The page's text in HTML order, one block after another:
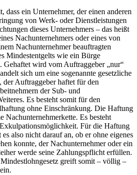
dass ein Unternehmer, der einen anderen
von Werk- oder Dienstleistungen
dieses Unternehmers – das heißt
Nachunternehmers oder eines von
Nachunternehmer beauftragten
Mindestentgelts wie ein Bürge
Gehaftet wird vom Auftraggeber „nur“
sich um eine sogenannte gesetzliche
der Auftraggeber haftet für den
der Sub- und
Es besteht somit für den
ohne Einschränkung. Die Haftung
Nachunternehmerkette. Es besteht
Für die Haftung
also nicht darauf an, ob er ohne eigenes
konnte, der Nachunternehmer oder ein
werde seine Zahlungspflicht erfüllen.
greift somit – völlig –